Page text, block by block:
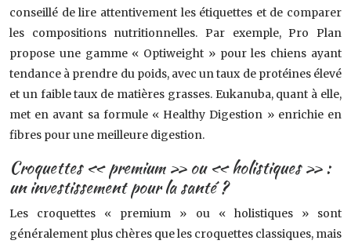
conseillé de lire attentivement les étiquettes et de comparer
les compositions nutritionnelles. Par exemple, Pro Plan
propose une gamme « Optiweight » pour les chiens ayant
tendance à prendre du poids, avec un taux de protéines élevé
et un faible taux de matières grasses. Eukanuba, quant à elle,
met en avant sa formule « Healthy Digestion » enrichie en
fibres pour une meilleure digestion.
Croquettes « premium » ou « holistiques » :
un investissement pour la santé ?
Les croquettes « premium » ou « holistiques » sont
généralement plus chères que les croquettes classiques, mais